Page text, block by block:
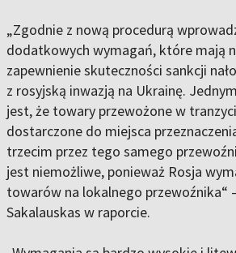
„Zgodnie z nową procedurą
dodatkowych wymagań, które mają
zapewnienie skuteczności sankcji
z rosyjską inwazją na Ukrainę.
jest, że towary przewożone w
dostarczone do miejsca
trzecim przez tego samego
jest niemożliwe, ponieważ Rosja
towarów na lokalnego przewoźnika“
Sakalauskas w raporcie.